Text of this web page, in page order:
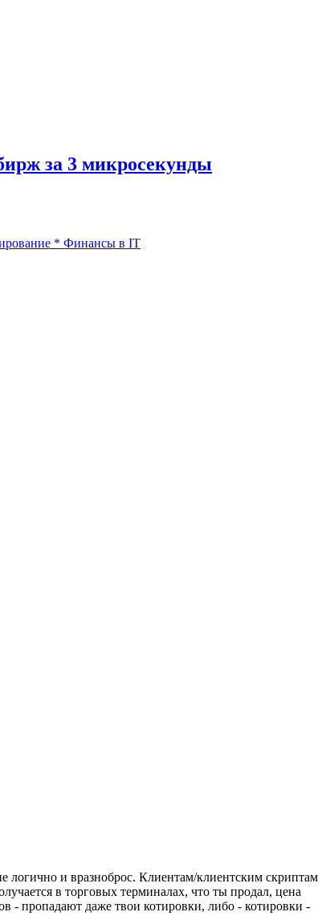
за 3 микросекунды
* Финансы в IT
логично и вразноброс. Клиентам/клиентским скриптам
в торговых терминалах, что ты продал, цена
- пропадают даже твои котировки, либо - котировки -